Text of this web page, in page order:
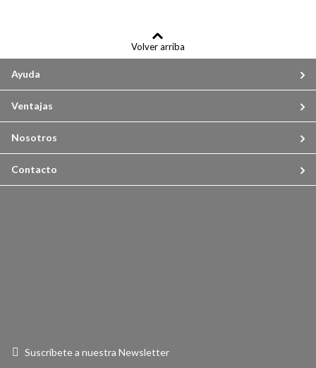
Volver arriba
Ayuda
Ventajas
Nosotros
Contacto
Suscríbete a nuestra Newsletter